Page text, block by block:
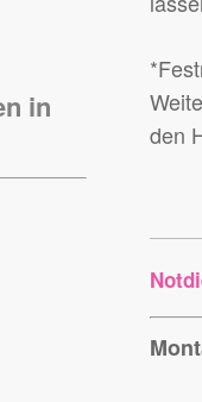
in
den